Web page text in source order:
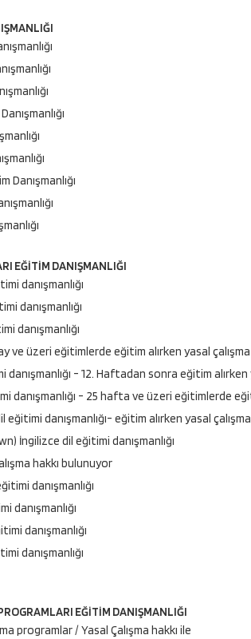
Danışmanlığı
EĞİTİM DANIŞMANLIĞI
danışmanlığı
danışmanlığı
danışmanlığı
ve üzeri eğitimlerde eğitim alırken yasal
danışmanlığı - 12. Haftadan sonra eğitim
danışmanlığı - 25 hafta ve üzeri eğitimlerde
eğitimi danışmanlığı- eğitim alırken yasal
İngilizce dil eğitimi danışmanlığı
hakkı bulunuyor
danışmanlığı
danışmanlığı
danışmanlığı
danışmanlığı
EĞİTİM DANIŞMANLIĞI
programlar / Yasal Çalışma hakkı ile